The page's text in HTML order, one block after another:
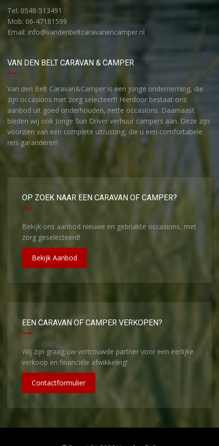
Tel: 0548-513491
Mob: 06-47181599
Email: info@vandenbeltcaravanencamper.nl
VAN DEN BELT CARAVAN & CAMPER
Van den Belt Caravan&Camper is een jonge onderneming, die
zijn occasions met zorg selecteert! Hierdoor bestaat ons
aanbod uit goed onderhouden, nette occasions. Daarnaast
bieden wij ook Jonge Sun Driver verhuur campers aan. Deze zijn
voorzien van een complete uitrusting, die u een comfortabele
reis garanderen!
OP ZOEK NAAR EEN CARAVAN OF CAMPER?
Bekijk ons aanbod nieuwe en gebruikte occasions, met
zorg geselecteerd!
Bekijk Aanbod
EEN CARAVAN OF CAMPER VERKOPEN?
Wij zijn graag uw vertrouwde partner voor een eerlijke
verkoop en financiële afwikkeling!
Contactformulier